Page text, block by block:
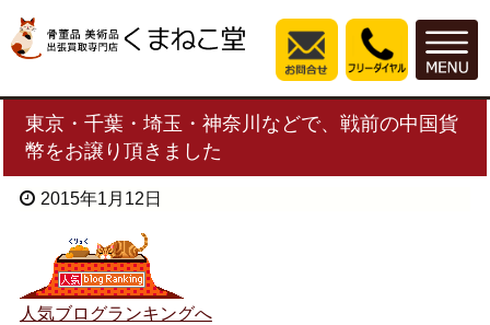
東京・千葉・埼玉・神奈川などで、戦前の中国貨
幣をお譲り頂きました
2015年1月12日
人気ブログランキングへ